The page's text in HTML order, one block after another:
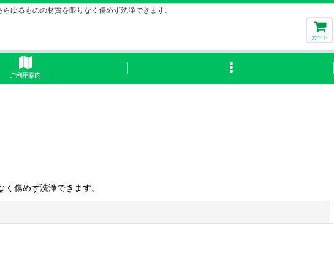
ゆるものの材質を限りなく傷めず洗浄できます。
カート
ご利用案内
傷めず洗浄できます。